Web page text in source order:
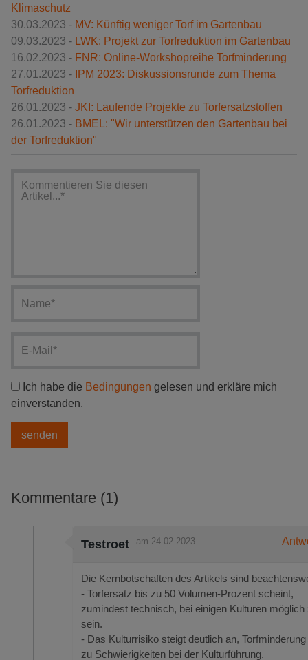
Klimaschutz
30.03.2023 - MV: Künftig weniger Torf im Gartenbau
09.03.2023 - LWK: Projekt zur Torfreduktion im Gartenbau
16.02.2023 - FNR: Online-Workshopreihe Torfminderung
27.01.2023 -
IPM 2023: Diskussionsrunde zum Thema
Torfreduktion
26.01.2023 - JKI: Laufende Projekte zu Torfersatzstoffen
26.01.2023 - BMEL: "Wir unterstützen den Gartenbau bei
der Torfreduktion"
Ich habe die Bedingungen gelesen und erkläre mich
einverstanden.
Kommentare (1)
Testroet am 24.02.2023
Die Kernbotschaften des Artikels sind
- Torfersatz bis zu 50 Volumen-Prozent scheint,
zumindest technisch, bei einigen Kulturen möglich
sein.
- Das Kulturrisiko steigt deutlich an,
zu Schwierigkeiten bei der Kulturführung.